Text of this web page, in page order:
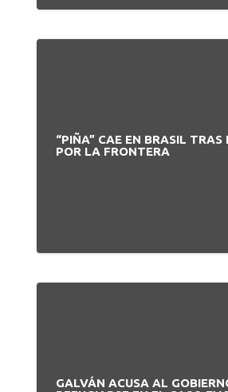
“PIÑA” CAE EN BRASIL TRAS
POR LA FRONTERA
GALVÁN ACUSA AL